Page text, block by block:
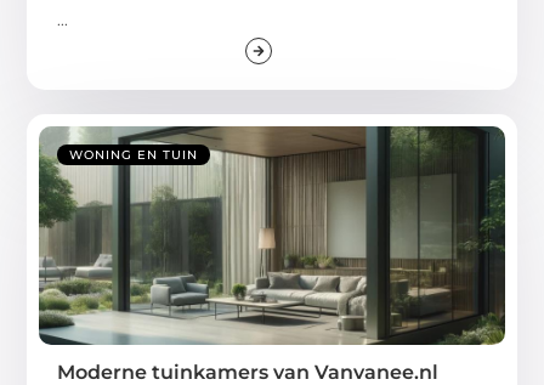
...
WONING EN TUIN
Moderne tuinkamers van Vanvanee.nl